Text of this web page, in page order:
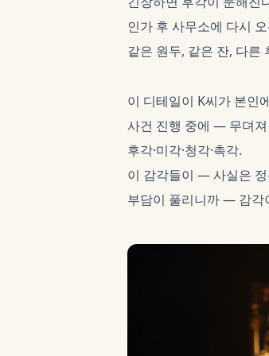
인가 후 사무소에 다시
같은 원두, 같은 잔, 다른
이 디테일이 K씨가 본인
사건 진행 중에 — 무뎌
후각·미각·청각·촉각.
이 감각들이 — 사실은
부담이 풀리니까 — 감각